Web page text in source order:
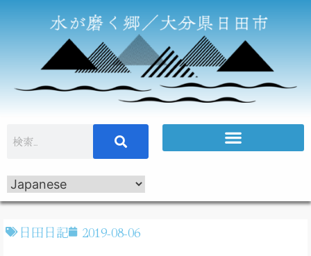
日田日記 2019-08-06